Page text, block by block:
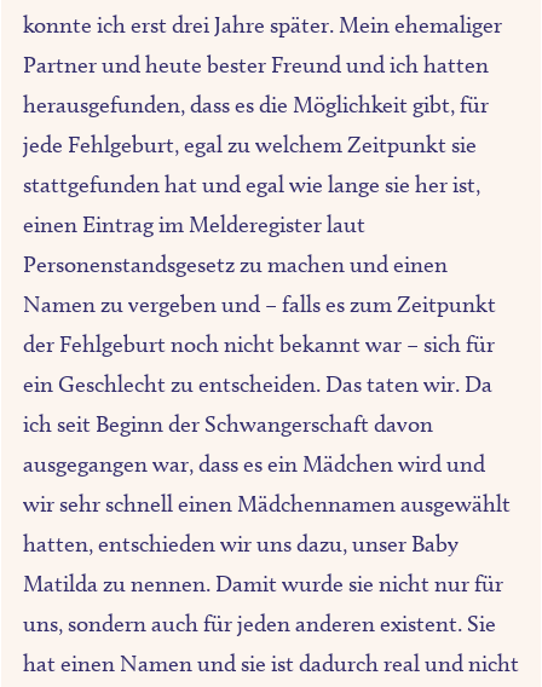
konnte ich erst drei Jahre später. Mein ehemaliger
Partner und heute bester Freund und ich hatten
herausgefunden, dass es die Möglichkeit gibt, für
jede Fehlgeburt, egal zu welchem Zeitpunkt sie
stattgefunden hat und egal wie lange sie her ist,
einen Eintrag im Melderegister laut
Personenstandsgesetz zu machen und einen
Namen zu vergeben und – falls es zum Zeitpunkt
der Fehlgeburt noch nicht bekannt war – sich für
ein Geschlecht zu entscheiden. Das taten wir. Da
ich seit Beginn der Schwangerschaft davon
ausgegangen war, dass es ein Mädchen wird und
wir sehr schnell einen Mädchennamen ausgewählt
hatten, entschieden wir uns dazu, unser Baby
Matilda zu nennen. Damit wurde sie nicht nur für
uns, sondern auch für jeden anderen existent. Sie
hat einen Namen und sie ist dadurch real und nicht